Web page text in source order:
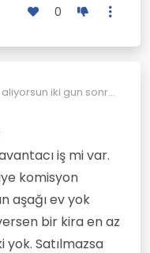
0
iki gun sonra
emlakci emekci
dukkanlari nedir
park yerlerinde
sanki beymen
kokular
otur acsan
wisky puro
iş mi var.
komisyon
aşağı ev yok
bir kira en az
yok. Satılmazsa